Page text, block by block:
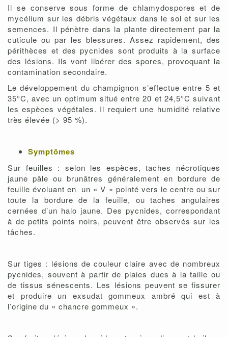
Il se conserve sous forme de chlamydospores et de
mycélium sur les débris végétaux dans le sol et sur les
semences. Il pénètre dans la plante directement par la
cuticule ou par les blessures. Assez rapidement, des
périthèces et des pycnides sont produits à la surface
des lésions. Ils vont libérer des spores, provoquant la
contamination secondaire.
Le développement du champignon s’effectue entre 5 et
35°C, avec un optimum situé entre 20 et 24,5°C suivant
les espèces végétales. Il requiert une humidité relative
très élevée (> 95 %).
Symptômes
Sur feuilles : selon les espèces, taches nécrotiques
jaune pâle ou brunâtres généralement en bordure de
feuille évoluant en un « V » pointé vers le centre ou sur
toute la bordure de la feuille, ou taches angulaires
cernées d’un halo jaune. Des pycnides, correspondant
à de petits points noirs, peuvent être observés sur les
tâches.
Sur tiges : lésions de couleur claire avec de nombreux
pycnides, souvent à partir de plaies dues à la taille ou
de tissus sénescents. Les lésions peuvent se fissurer
et produire un exsudat gommeux ambré qui est à
l’origine du « chancre gommeux ».